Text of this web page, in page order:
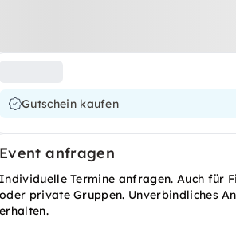
Gutschein kaufen
Event anfragen
Individuelle Termine anfragen. Auch für
oder private Gruppen. Unverbindliches
erhalten.